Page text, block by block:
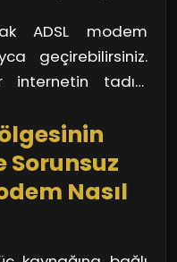
ADSL modem
geçirebilirsiniz.
internetin tadını
Sorunsuz
Nasıl